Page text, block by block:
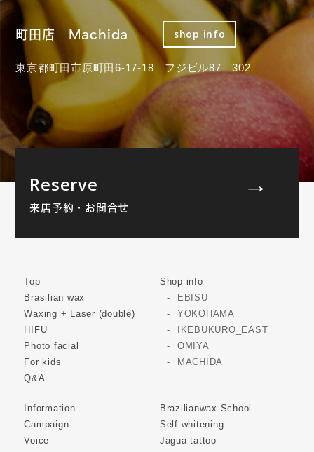
町田店 Machida shop info
東京都町田市原町田6-17-18 フジビル87 302
Reserve
来店予約・お問合せ
Top
Brasilian wax
Waxing + Laser (double)
HIFU
Photo facial
For kids
Q&A
Shop info
EBISU
YOKOHAMA
IKEBUKURO_EAST
OMIYA
MACHIDA
Information
Campaign
Voice
Brazilianwax School
Self whitening
Jagua tattoo